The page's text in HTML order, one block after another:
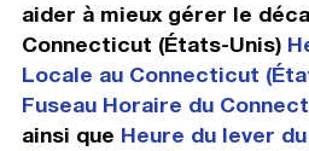
aider à mieux gérer le
Connecticut (États-Unis)
Locale au Connecticut
Fuseau Horaire du
ainsi que Heure du lever